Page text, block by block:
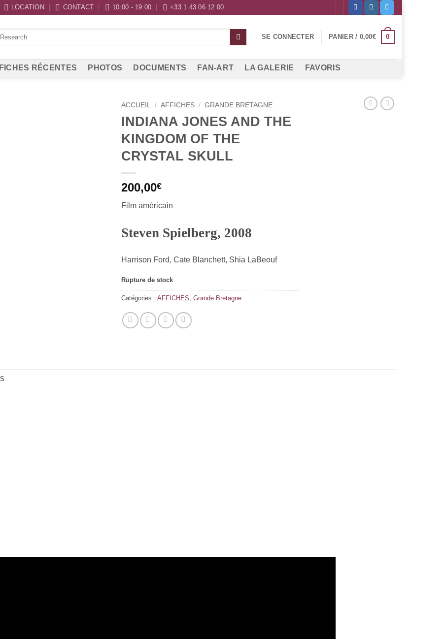
LOCATION CONTACT 10:00 - 19:00 +33 1 43 06 12 00
SE CONNECTER PANIER / 0,00€ 0
RÉCENTES PHOTOS DOCUMENTS FAN-ART LA GALERIE FAVORIS
ACCUEIL / AFFICHES / GRANDE BRETAGNE
INDIANA JONES AND THE
KINGDOM OF THE
CRYSTAL SKULL
200,00€
Film américain
Steven Spielberg, 2008
Harrison Ford, Cate Blanchett, Shia LaBeouf
Rupture de stock
Catégories : AFFICHES Grande Bretagne